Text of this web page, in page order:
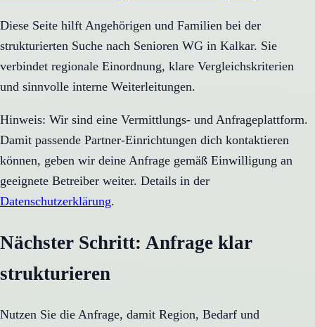
Diese Seite hilft Angehörigen und Familien bei der
strukturierten Suche nach Senioren WG in Kalkar. Sie
verbindet regionale Einordnung, klare Vergleichskriterien
und sinnvolle interne Weiterleitungen.
Hinweis: Wir sind eine Vermittlungs- und Anfrageplattform.
Damit passende Partner-Einrichtungen dich kontaktieren
können, geben wir deine Anfrage gemäß Einwilligung an
geeignete Betreiber weiter. Details in der
Datenschutzerklärung.
Nächster Schritt: Anfrage klar
strukturieren
Nutzen Sie die Anfrage, damit Region, Bedarf und